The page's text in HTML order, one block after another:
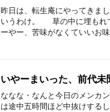
昨日は、転生庵にやってきま
いうわけ。 草の中に埋もれ
ーやー、苦味がなくていいお
いやーまいった、前代
ななな・なんと今日のメンカ
は途中五時間ほど中抜けする